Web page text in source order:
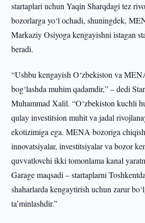
startaplari uchun Yaqin Sharqdagi tez
bozorlarga yo‘l ochadi, shuningdek,
Markaziy Osiyoga kengayishni istagan
beradi.
“Ushbu kengayish O‘zbekiston va
bog‘lashda muhim qadamdir,” – dedi
Muhammad Xalil. “O‘zbekiston kuchli
qulay investitsion muhit va jadal
ekotizimiga ega. MENA bozoriga
innovatsiyalar, investitsiyalar va bozor
quvvatlovchi ikki tomonlama kanal
Garage maqsadi – startaplarni
shaharlarda kengaytirish uchun zarur
ta’minlashdir.”